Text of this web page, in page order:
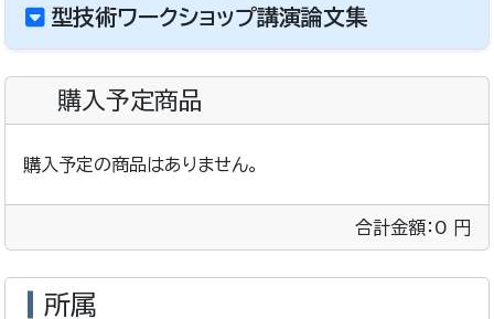
型技術ワークショップ講演論文集
購入予定商品
購入予定の商品はありません。
合計金額： 0 円
所属